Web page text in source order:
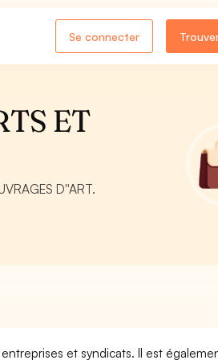
Se connecter
ET
D''ART.
et syndicats. Il est